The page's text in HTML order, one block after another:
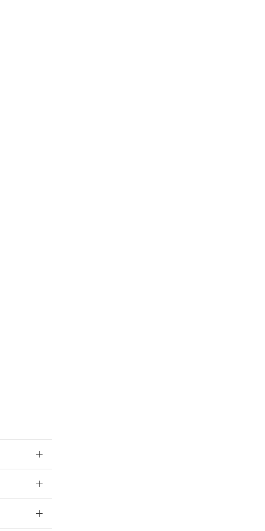
させていただ
了承ください。
き作成されるも
をご了承くださ
御機器販売店・
ようお願いしま
社の共同利用者
です。
下、フタル酸ジブチ
はありません。
品に未対応品が
年1月12日よ
) : 1000ppm、
ない年数を意
要な手段を講じ
これらの製造装
、取り引きをい